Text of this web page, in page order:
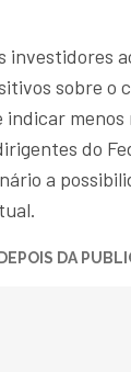
investidores
sobre o
indicar
do
a
DA